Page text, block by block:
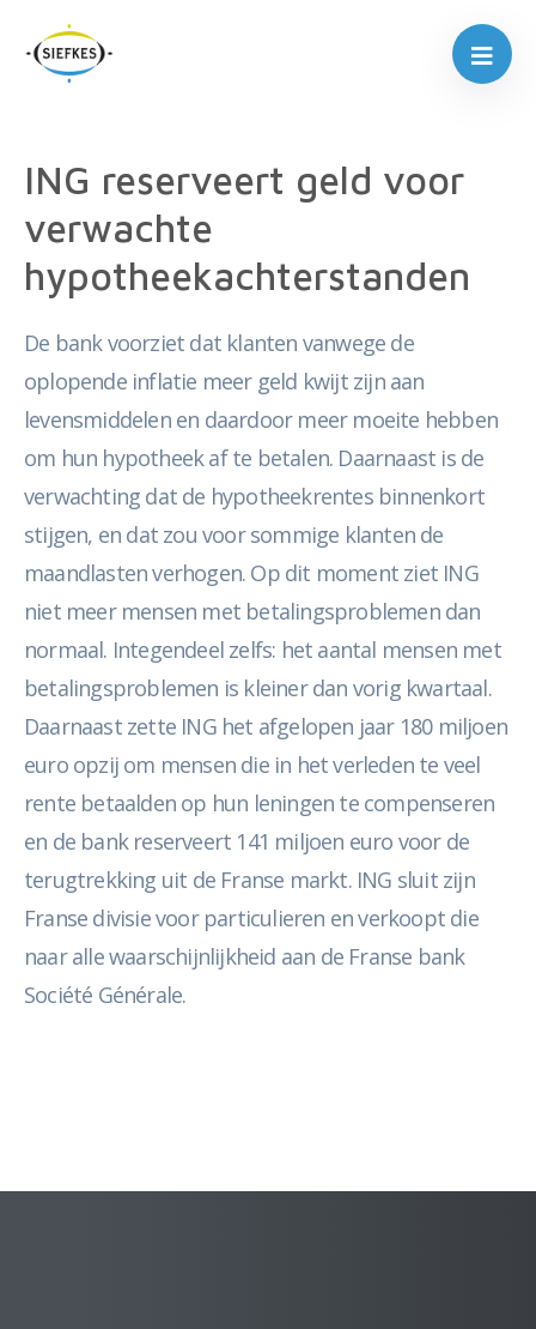
ING reserveert geld voor
verwachte
hypotheekachterstanden
De bank voorziet dat klanten vanwege de
oplopende inflatie meer geld kwijt zijn aan
levensmiddelen en daardoor meer moeite hebben
om hun hypotheek af te betalen. Daarnaast is de
verwachting dat de hypotheekrentes binnenkort
stijgen, en dat zou voor sommige klanten de
maandlasten verhogen. Op dit moment ziet ING
niet meer mensen met betalingsproblemen dan
normaal. Integendeel zelfs: het aantal mensen met
betalingsproblemen is kleiner dan vorig kwartaal.
Daarnaast zette ING het afgelopen jaar 180 miljoen
euro opzij om mensen die in het verleden te veel
rente betaalden op hun leningen te compenseren
en de bank reserveert 141 miljoen euro voor de
terugtrekking uit de Franse markt. ING sluit zijn
Franse divisie voor particulieren en verkoopt die
naar alle waarschijnlijkheid aan de Franse bank
Société Générale.